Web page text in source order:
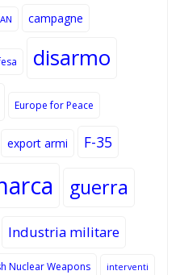
campagne
disarmo
Europe for Peace
export armi F-35
guerra
Industria militare
Nuclear Weapons interventi